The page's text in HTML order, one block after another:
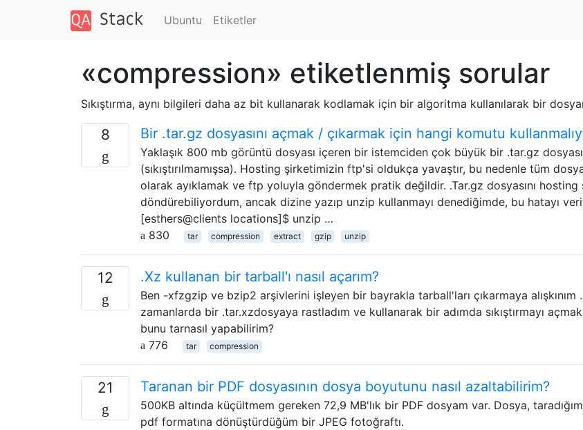
Ubuntu Etiketler
«compression» etiketlenmiş sorular
Sıkıştırma, aynı bilgileri daha az bit kullanarak kodlamak için bir algoritma kullanılarak bir
8 Bir .tar.gz dosyasını açmak / çıkarmak için hangi komutu
Yaklaşık 800 mb görüntü dosyası içeren bir istemciden çok büyük bir .tar.gz dosyası
(sıkıştırılmamışsa). Hosting şirketimizin ftp'si oldukça yavaştır, bu nedenle tüm
olarak ayıklamak ve ftp yoluyla göndermek pratik değildir. .Tar.gz dosyasını hosting
döndürebiliyordum, ancak dizine yazıp unzip kullanmayı denediğimde, bu hatayı
[esthers@clients locations]$ unzip …
830
tar compression extract gzip unzip
12 .Xz kullanan bir tarball'ı nasıl açarım?
Ben -xfzgzip ve bzip2 arşivlerini işleyen bir bayrakla tarball'ları çıkarmaya alışkınım
zamanlarda bir .tar.xzdosyaya rastladım ve kullanarak bir adımda sıkıştırmayı
bunu tarnasıl yapabilirim?
776
tar compression
21 Taranan bir PDF dosyasının dosya boyutunu nasıl azaltabilirim?
500KB altında küçültmem gereken 72,9 MB'lık bir PDF dosyam var. Dosya,
pdf formatına dönüştürdüğüm bir JPEG fotoğraftı.